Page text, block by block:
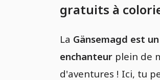
gratuits à
La Gänsemagd est
enchanteur plein de
d'aventures ! Ici, tu